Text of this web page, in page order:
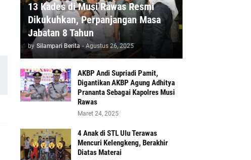
13 Kades di Musi Rawas Resmi
Dikukuhkan, Perpanjangan Masa
Jabatan 8 Tahun
by Silampari Berita - Agustus 26, 2025
AKBP Andi Supriadi Pamit,
Digantikan AKBP Agung Adhitya
Prananta Sebagai Kapolres Musi
Rawas
Maret 24, 2025
4 Anak di STL Ulu Terawas
Mencuri Kelengkeng, Berakhir
Diatas Materai